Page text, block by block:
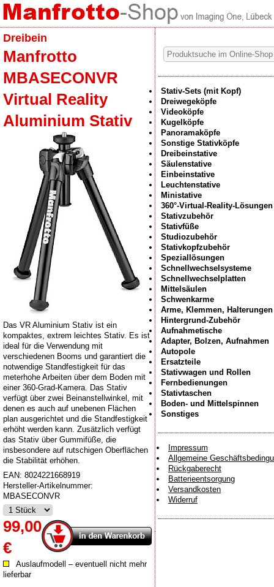
Dreibein
Manfrotto
MBASECONVR
Virtual Reality
Aluminium Stativ
Das VR Aluminium Stativ ist ein
kompaktes, extrem leichtes Stativ. Es ist
ideal für die Verwendung mit
verschiedenen Booms und garantiert die
notwendige Standfestigkeit für das
meterhohe Arbeiten über dem Boden mit
einer 360-Grad-Kamera. Das Stativ
verfügt über zwei Beinanstellwinkel, mit
denen es auch auf unebenen Flächen
plan ausgerichtet und die Standfestigkeit
erhöht werden kann. Zusätzlich verfügt
das Stativ über Gummifüße, die
insbesondere auf rutschigen Oberflächen
die Stabilität erhöhen.
EAN: 8024221668919
Hersteller-Artikelnummer:
MBASECONVR
99,00
€
Auslaufmodell – eventuell nicht mehr
lieferbar
Stativ-Sets (mit Kopf)
Dreiwegeköpfe
Videoköpfe
Kugelköpfe
Panoramaköpfe
Sonstige Stativköpfe
Dreibeinstative
Säulenstative
Einbeinstative
Leuchtenstative
Ministative
360°-Virtual-Reality-Lösungen
Stativzubehör
Stativfüße
Studiozubehör
Stativkopfzubehör
Speziallösungen
Schnellwechselsysteme
Schnellwechselplatten
Mittelsäulen
Schwenkarme
Arme, Klemmen, Halterungen
Hintergrund-Zubehör
Aufnahmetische
Adapter, Bolzen, Aufnahmen
Autopole
Ersatzteile
Stativwagen und Rollen
Fernbedienungen
Stativtaschen
Boden- und Mittelspinnen
Sonstiges
Impressum
Allgemeine
Rückgaberecht
Batterieentsorgung
Versandkosten
Widerruf